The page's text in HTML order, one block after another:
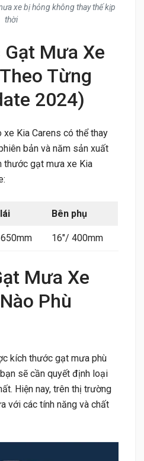
xe bị hỏng không thay thế kịp
thời
Mưa Xe
Từng
2024)
Kia Carens có thể thay
bản và năm sản xuất
thước gạt mưa xe Kia
Bên phụ
16″/ 400mm
Mưa Xe
Phù
kích thước gạt mưa phù
sẽ cần quyết định loại
Hiện nay, trên thị trường
với các tính năng và chất